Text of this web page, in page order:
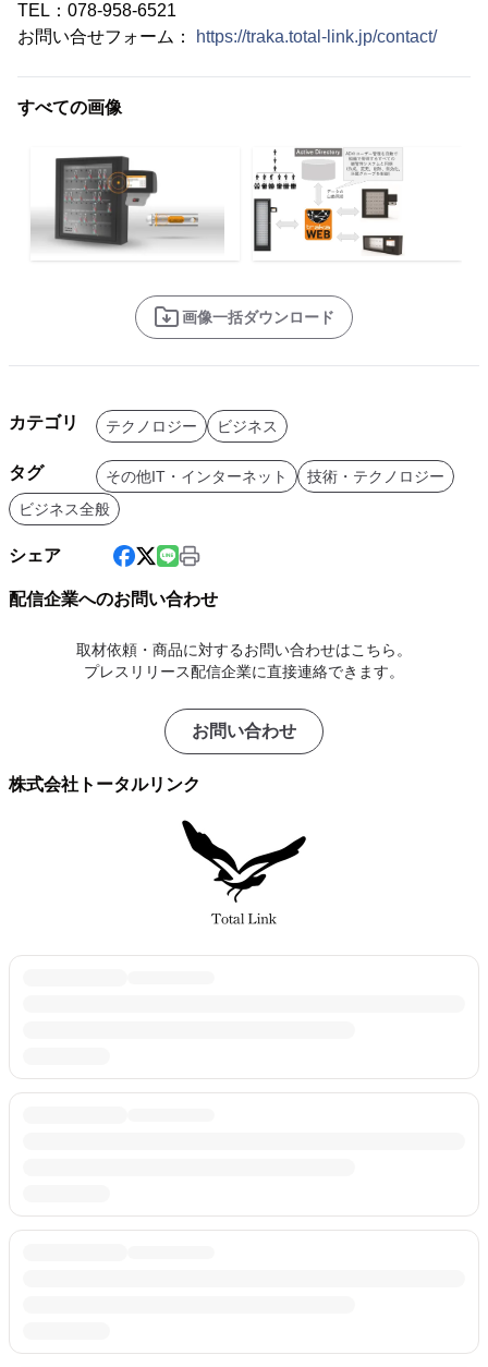
TEL：078-958-6521
お問い合せフォーム：
https://traka.total-link.jp/contact/
すべての画像
画像一括ダウンロード
カテゴリ テクノロジー ビジネス
タグ その他IT・インターネット
技術・テクノロジー
ビジネス全般
シェア
配信企業へのお問い合わせ
取材依頼・商品に対するお問い合わせはこちら。
プレスリリース配信企業に直接連絡できます。
お問い合わせ
株式会社トータルリンク